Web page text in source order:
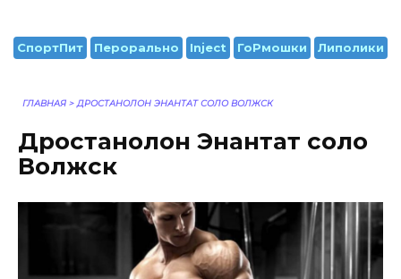
СпортПит Перорально Inject ГоРмошки Липолики
ГЛАВНАЯ > ДРОСТАНОЛОН ЭНАНТАТ СОЛО ВОЛЖСК
Дростанолон Энантат соло
Волжск